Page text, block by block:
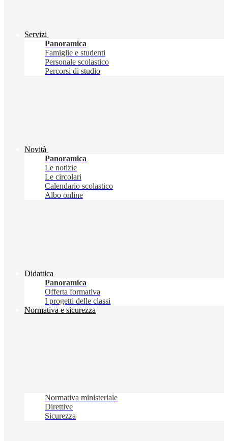
Servizi
Panoramica
Famiglie e studenti
Personale scolastico
Percorsi di studio
Novità
Panoramica
Le notizie
Le circolari
Calendario scolastico
Albo online
Didattica
Panoramica
Offerta formativa
I progetti delle classi
Normativa e sicurezza
Normativa ministeriale
Direttive
Sicurezza